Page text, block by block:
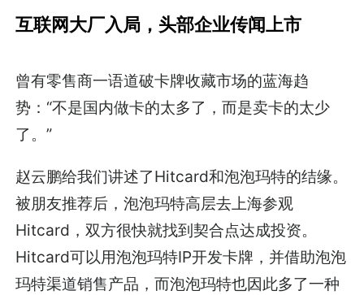
互联网大厂入局，头部企业传闻上市
曾有零售商一语道破卡牌收藏市场的蓝海趋
势：“不是国内做卡的太多了，而是卖卡的太少
了。”
赵云鹏给我们讲述了Hitcard和泡泡玛特的结缘。
被朋友推荐后，泡泡玛特高层去上海参观
Hitcard，双方很快就找到契合点达成投资。
Hitcard可以用泡泡玛特IP开发卡牌，并借助泡泡
玛特渠道销售产品，而泡泡玛特也因此多了一种